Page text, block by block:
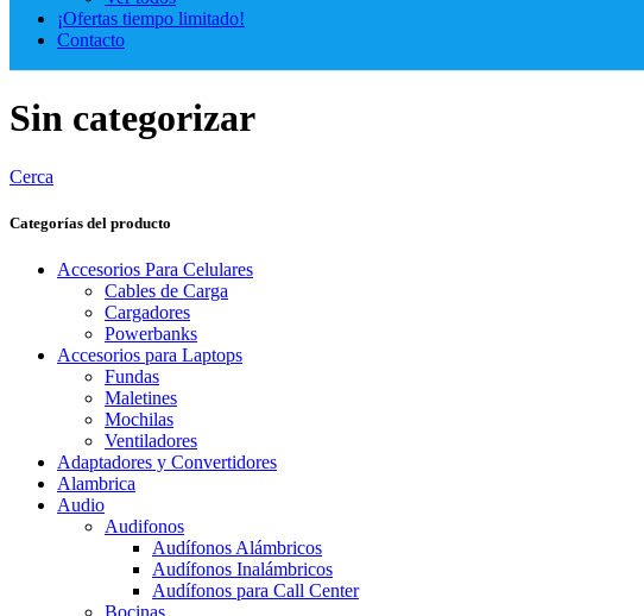
¡Ofertas tiempo limitado!
Contacto
Sin categorizar
Cerca
Categorías del producto
Accesorios Para Celulares
Cables de Carga
Cargadores
Powerbanks
Accesorios para Laptops
Fundas
Maletines
Mochilas
Ventiladores
Adaptadores y Convertidores
Alambrica
Audio
Audifonos
Audífonos Alámbricos
Audífonos Inalámbricos
Audífonos para Call Center